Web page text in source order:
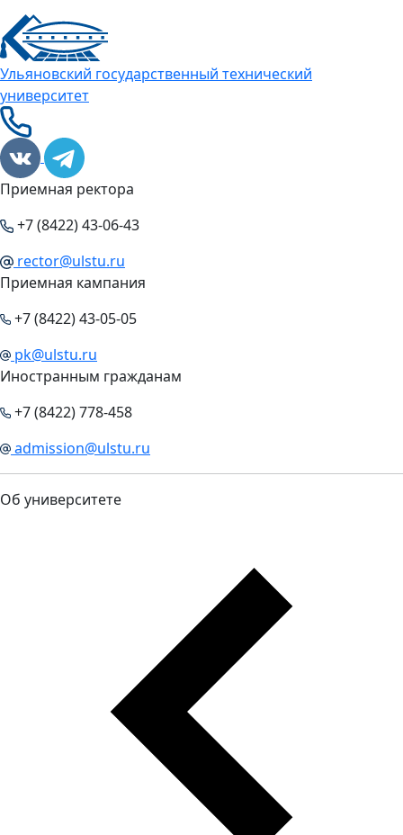
Ульяновский государственный технический
университет
Приемная ректора
+7 (8422) 43-06-43
rector@ulstu.ru
Приемная кампания
+7 (8422) 43-05-05
pk@ulstu.ru
Иностранным гражданам
+7 (8422) 778-458
admission@ulstu.ru
Об университете